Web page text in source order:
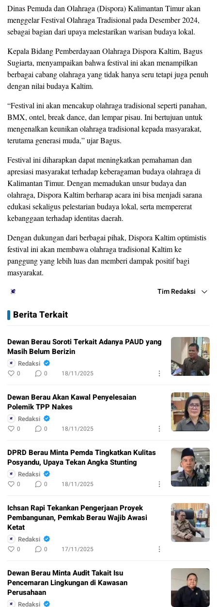
Dinas Pemuda dan Olahraga (Dispora) Kalimantan Timur akan
menggelar Festival Olahraga Tradisional pada Desember 2024,
sebagai bagian dari upaya melestarikan warisan budaya lokal.
Kepala Bidang Pemberdayaan Olahraga Dispora Kaltim, Bagus
Sugiarta, menyampaikan bahwa festival ini akan menampilkan
berbagai cabang olahraga yang tidak hanya seru tetapi juga penuh
dengan nilai budaya Kaltim.
“Festival ini akan mencakup olahraga tradisional seperti panahan,
BMX, ontel, break dance, dan lempar pisau. Ini bertujuan untuk
mengenalkan keunikan olahraga tradisional kepada masyarakat,
terutama generasi muda,” ujar Bagus.
Festival ini diharapkan dapat meningkatkan pemahaman dan
apresiasi masyarakat terhadap keberagaman budaya olahraga di
Kalimantan Timur. Dengan memadukan unsur budaya dan
olahraga, Dispora Kaltim berharap acara ini bisa menjadi sarana
edukasi sekaligus pelestarian budaya lokal, serta mempererat
kebanggaan terhadap identitas daerah.
Dengan dukungan dari berbagai pihak, Dispora Kaltim optimistis
festival ini akan membawa olahraga tradisional Kaltim ke
panggung yang lebih luas dan memberi dampak positif bagi
masyarakat.
Tim Redaksi
Berita Terkait
Dewan Berau Soroti Terkait Adanya PAUD yang
Masih Belum Berizin
Redaksi
0 0 18/11/2025
Dewan Berau Akan Kawal Penyelesaian
Polemik TPP Nakes
Redaksi
0 0 18/11/2025
DPRD Berau Minta Pemda Tingkatkan Kulitas
Posyandu, Upaya Tekan Angka Stunting
Redaksi
0 0 18/11/2025
Ichsan Rapi Tekankan Pengerjaan Proyek
Pembangunan, Pemkab Berau Wajib Awasi
Ketat
Redaksi
0 0 17/11/2025
Dewan Berau Minta Audit Takait Isu
Pencemaran Lingkungan di Kawasan
Perusahaan
Redaksi